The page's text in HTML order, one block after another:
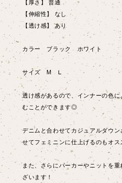
【厚さ】 普通
【伸縮性】 なし
【透け感】 あり
カラー ブラック ホワイト
サイズ М L
透け感があるので、インナーの色
むことができます◎
デニムと合わせてカジュアルダウ
せてフェミニンに仕上げるのもオス
また、さらにパーカーやニットを
ざいます！